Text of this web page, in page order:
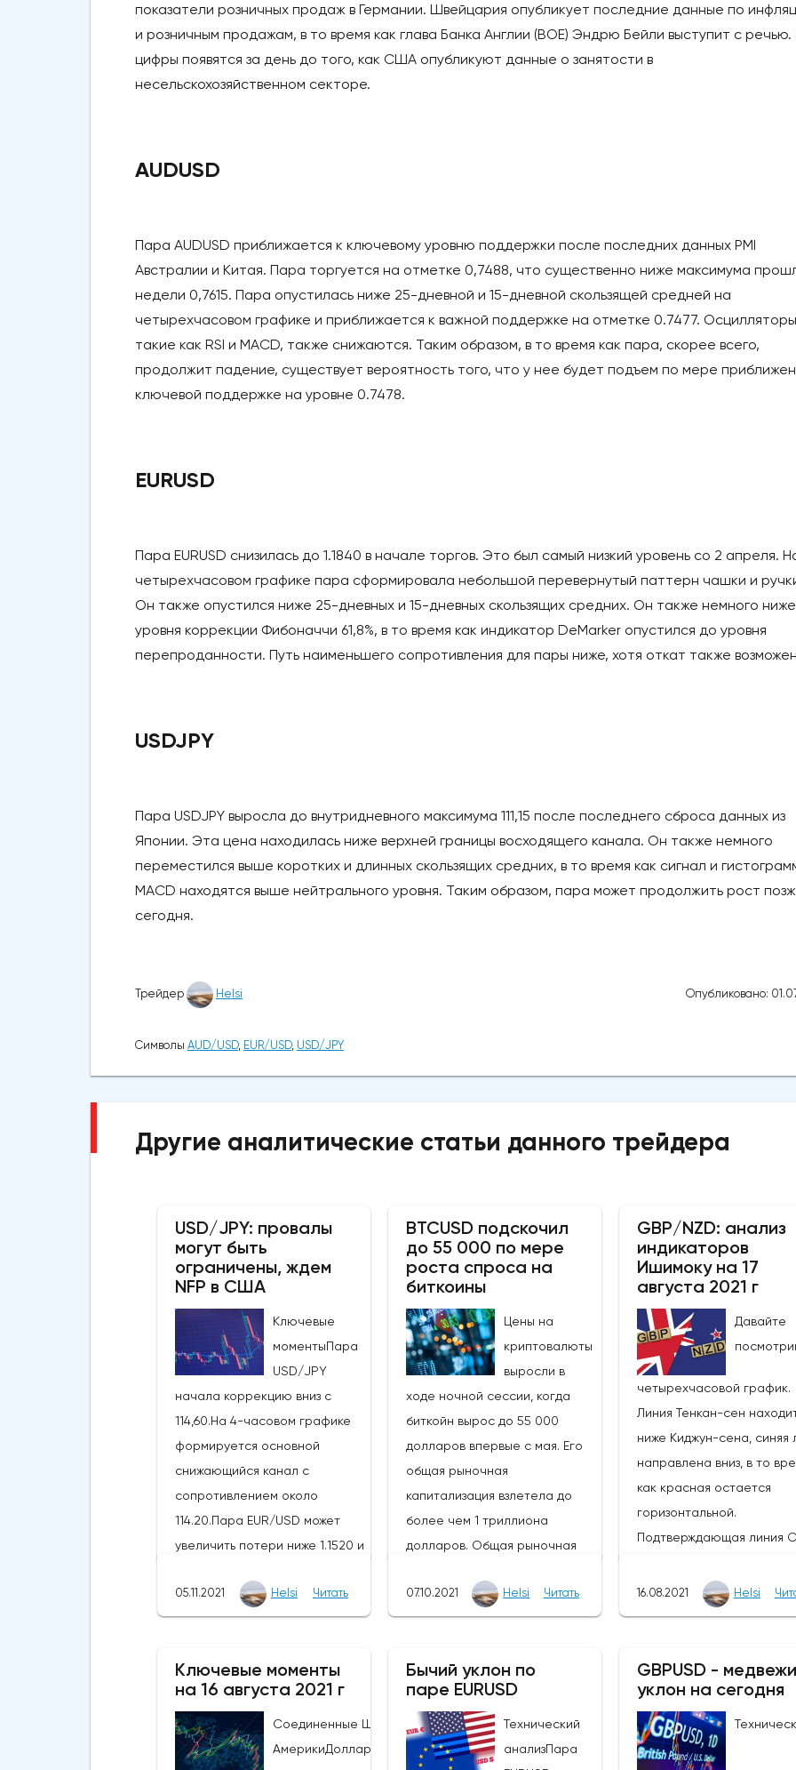
показатели розничных продаж в Германии. Швейцария опубликует последние данные по
и розничным продажам, в то время как глава Банка Англии (BOE) Эндрю Бейли выступит с
цифры появятся за день до того, как США опубликуют данные о занятости в
несельскохозяйственном секторе.
AUDUSD
Пара AUDUSD приближается к ключевому уровню поддержки после последних данных PMI
Австралии и Китая. Пара торгуется на отметке 0,7488, что существенно ниже максимума
недели 0,7615. Пара опустилась ниже 25-дневной и 15-дневной скользящей средней на
четырехчасовом графике и приближается к важной поддержке на отметке 0.7477.
такие как RSI и MACD, также снижаются. Таким образом, в то время как пара, скорее всего,
продолжит падение, существует вероятность того, что у нее будет подъем по мере
ключевой поддержке на уровне 0.7478.
EURUSD
Пара EURUSD снизилась до 1.1840 в начале торгов. Это был самый низкий уровень со 2 апреля.
четырехчасовом графике пара сформировала небольшой перевернутый паттерн чашки и
Он также опустился ниже 25-дневных и 15-дневных скользящих средних. Он также немного ниже
уровня коррекции Фибоначчи 61,8%, в то время как индикатор DeMarker опустился до уровня
перепроданности. Путь наименьшего сопротивления для пары ниже, хотя откат также
USDJPY
Пара USDJPY выросла до внутридневного максимума 111,15 после последнего сброса данных из
Японии. Эта цена находилась ниже верхней границы восходящего канала. Он также немного
переместился выше коротких и длинных скользящих средних, в то время как сигнал и
MACD находятся выше нейтрального уровня. Таким образом, пара может продолжить рост
сегодня.
Трейдер Helsi Опубликовано:
Символы AUD/USD, EUR/USD, USD/JPY
Другие аналитические статьи данного трейдера
USD/JPY: провалы
могут быть
ограничены, ждем
NFP в США
Ключевые
моментыПара
USD/JPY
начала коррекцию вниз с
114,60.На 4-часовом графике
формируется основной
снижающийся канал с
сопротивлением около
114.20.Пара EUR/USD может
увеличить потери ниже 1.1520 и
опустилась ниже уровней
поддержки 1.3600 и
USD/JPYДоллар США
закрепился выше уровня 113,20
по отношению к японской
иене. Пара USD/JPY даже
05.11.2021 Helsi Читать
BTCUSD подскочил
до 55 000 по мере
роста спроса на
биткоины
Цены на
криптовалюты
выросли в
ходе ночной сессии, когда
биткойн вырос до 55 000
долларов впервые с мая. Его
общая рыночная
капитализация взлетела до
более чем 1 триллиона
долларов. Общая рыночная
криптовалют, отслеживаемых
CoinMarketCap, выросла до
Не было никакого конкретного
катализатора, который
подтолкнул бы цены на
криптовалюту к росту. Тем не
07.10.2021 Helsi Читать
GBP/NZD: анализ
индикаторов
Ишимоку на 17
августа 2021 г
Давайте
четырехчасовой график.
Линия Тенкан-сен
ниже Киджун-сена, синяя
направлена вниз, в то
как красная остается
горизонтальной.
Подтверждающая линия
цены, текущее облако
снижается. Прибор был
Тенкан-сен. Ожидается,
одним из предыдущих
минимумов линии Chikou
будет уровень поддержки
(1.9633). Ожидается, что
16.08.2021 Helsi
Ключевые моменты
на 16 августа 2021 г
Соединенные Штаты
АмерикиДоллар США
Бычий уклон по
паре EURUSD
Технический
анализПара
GBPUSD -
уклон на сегодня